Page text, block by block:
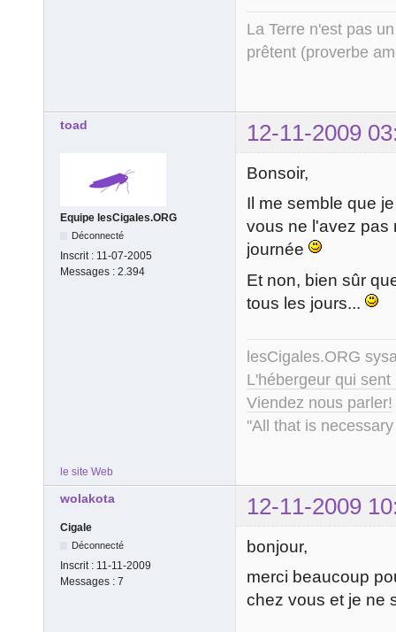
La Terre n'est pas
prêtent (proverbe
toad 12-11-2009
Equipe lesCigales.ORG
Déconnecté
Inscrit : 11-07-2005
Messages : 2.394
Bonsoir,
Il me semble que
vous ne l'avez pas
journée
Et non, bien sûr
tous les jours...
lesCigales.ORG
L'hébergeur qui
Viendez nous parler!
"All that is
le site Web
wolakota 12-11-2009
Cigale
Déconnecté
Inscrit : 11-11-2009
Messages : 7
bonjour,
merci beaucoup
chez vous et je ne